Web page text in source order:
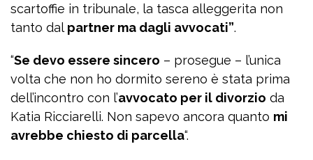
scartoffie in tribunale, la tasca alleggerita non
tanto dal partner ma dagli avvocati”.
“Se devo essere sincero – prosegue – l’unica
volta che non ho dormito sereno è stata prima
dell’incontro con l’avvocato per il divorzio da
Katia Ricciarelli. Non sapevo ancora quanto mi
avrebbe chiesto di parcella“.